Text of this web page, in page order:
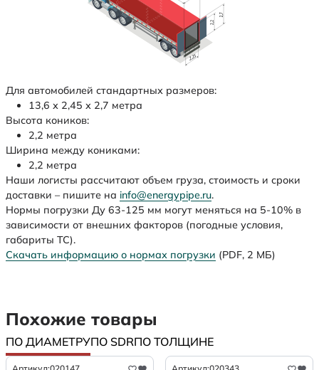
Для автомобилей стандартных размеров:
13,6 х 2,45 х 2,7 метра
Высота коников:
2,2 метра
Ширина между кониками:
2,2 метра
Наши логисты рассчитают объем груза, стоимость и сроки
доставки – пишите на info@energypipe.ru.
Нормы погрузки Ду 63-125 мм могут меняться на 5-10% в
зависимости от внешних факторов (погодные условия,
габариты ТС).
Скачать информацию о нормах погрузки (PDF, 2 МБ)
Похожие товары
ПО ДИАМЕТРУПО SDRПО ТОЛЩИНЕ